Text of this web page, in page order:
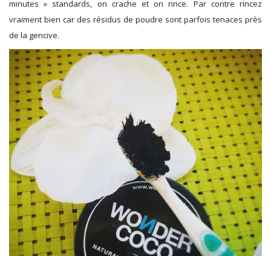
minutes » standards, on crache et on rince. Par contre rincez
vraiment bien car des résidus de poudre sont parfois tenaces près
de la gencive.